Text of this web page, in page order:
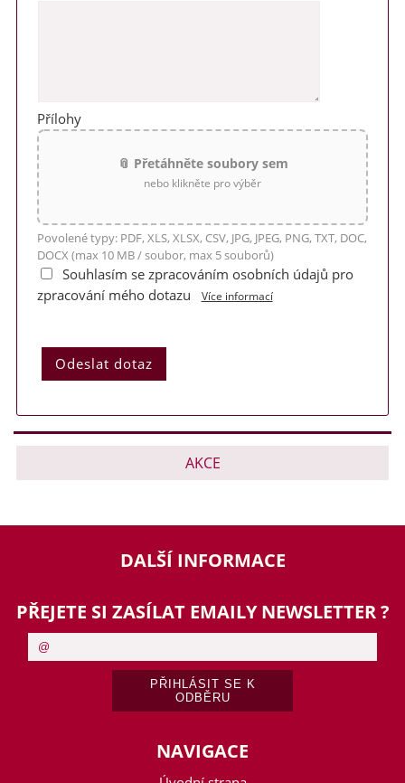
Přílohy
📎 Přetáhněte soubory sem
nebo klikněte pro výběr
Povolené typy: PDF, XLS, XLSX, CSV, JPG, JPEG, PNG, TXT, DOC,
DOCX (max 10 MB / soubor, max 5 souborů)
Souhlasím se zpracováním osobních údajů pro
zpracování mého dotazu
Více informací
AKCE
DALŠÍ INFORMACE
PŘEJETE SI ZASÍLAT EMAILY NEWSLETTER ?
NAVIGACE